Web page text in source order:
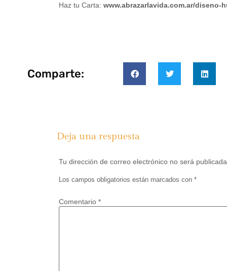
Haz tu Carta: www.abrazarlavida.com.ar/diseno-
Comparte:
Deja una respuesta
Tu dirección de correo electrónico no será
Los campos obligatorios están marcados con *
Comentario *